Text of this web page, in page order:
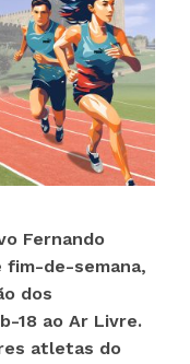
Fernando
fim-de-semana,
dos
18 ao Ar Livre.
atletas do